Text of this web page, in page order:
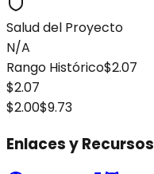
Salud del Proyecto
N/A
Rango Histórico$2.07
$2.07
$2.00$9.73
Enlaces y Recursos